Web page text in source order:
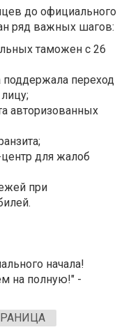
до официального
ряд важных шагов:
таможен с 26
поддержала переход
авторизованных
для жалоб
при
начала!
на полную!" -